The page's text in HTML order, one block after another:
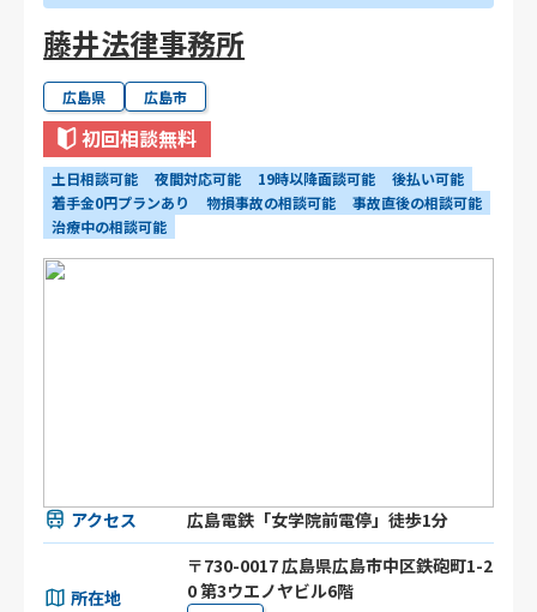
藤井法律事務所
広島県 広島市
初回相談無料
土日相談可能 夜間対応可能 19時以降面談可能
後払い可能
着手金0円プランあり
物損事故の相談可能
事故直後の相談可能
治療中の相談可能
アクセス 広島電鉄「女学院前電停」徒歩1分
所在地
〒730-0017 広島県広島市中区鉄砲町1-2
0 第3ウエノヤビル6階